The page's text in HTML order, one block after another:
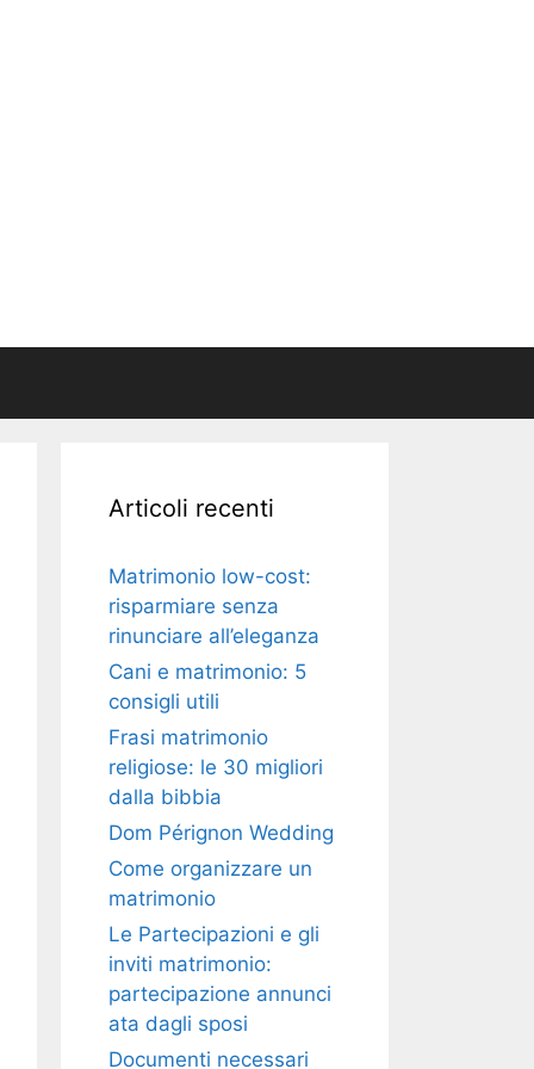
Articoli recenti
Matrimonio low-cost:
risparmiare senza
rinunciare all’eleganza
Cani e matrimonio: 5
consigli utili
Frasi matrimonio
religiose: le 30 migliori
dalla bibbia
Dom Pérignon Wedding
Come organizzare un
matrimonio
Le Partecipazioni e gli
inviti matrimonio:
partecipazione annunci
ata dagli sposi
Documenti necessari